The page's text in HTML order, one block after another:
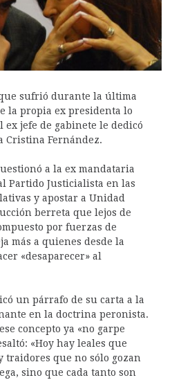
sufrió durante la última
la propia ex presidenta lo
ex jefe de gabinete le dedicó
Cristina Fernández.
a la ex mandataria
Partido Justicialista en las
y apostar a Unidad
berreta que lejos de
por fuerzas de
más a quienes desde la
«desaparecer» al
un párrafo de su carta a la
en la doctrina peronista.
concepto ya «no garpe
«Hoy hay leales que
traidores que no sólo gozan
sino que cada tanto son